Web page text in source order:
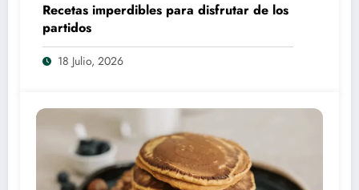
Recetas imperdibles para disfrutar de los
partidos
18 Julio, 2026